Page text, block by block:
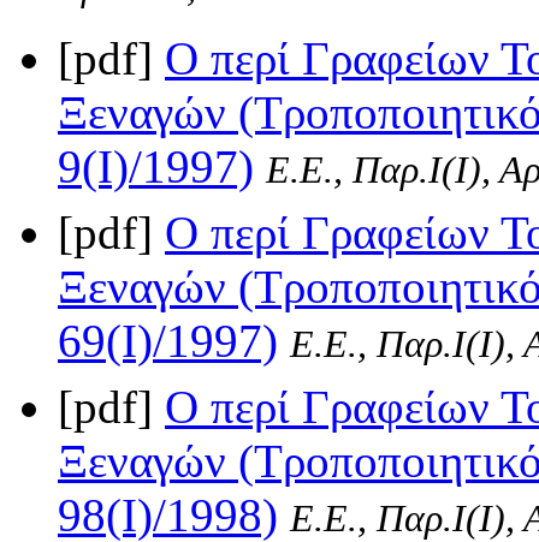
[pdf] Ο περί Γραφείων
Ξεναγών
9(I)/1997) Ε.Ε., Παρ.Ι(I),
[pdf] Ο περί Γραφείων
Ξεναγών
69(I)/1997) Ε.Ε., Παρ.Ι(I),
[pdf] Ο περί Γραφείων
Ξεναγών
98(I)/1998) Ε.Ε., Παρ.Ι(I),